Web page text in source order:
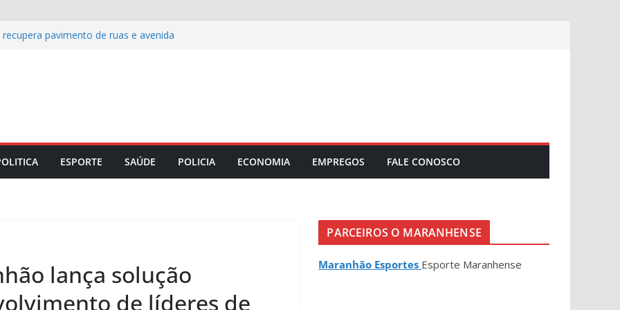
pavimento de ruas e avenida
em 2026
cinco destinos para viver o off-road
entre Coritiba e Chapecoense pelo
ESPORTE SAÚDE POLICIA ECONOMIA EMPREGOS FALE CONOSCO
lança solução
de líderes de
PARCEIROS O MARANHENSE
Maranhão Esportes Esporte Maranhense